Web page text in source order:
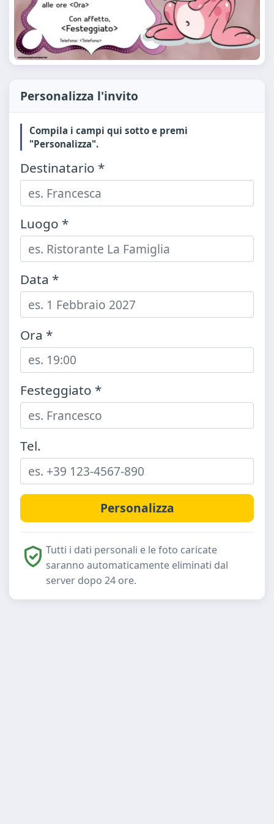
Personalizza l'invito
Compila i campi qui sotto e premi
"Personalizza".
Destinatario *
Luogo *
Data *
Ora *
Festeggiato *
Tel.
Tutti i dati personali e le foto caricate
saranno automaticamente eliminati dal
server dopo 24 ore.